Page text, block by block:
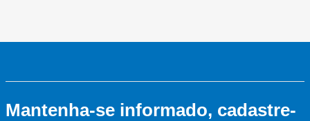
Mantenha-se informado, cadastre-